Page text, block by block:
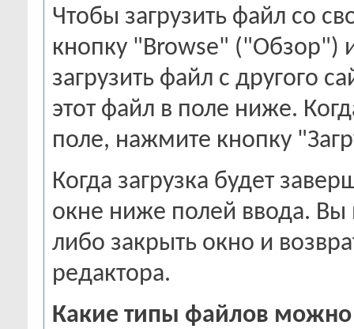
Чтобы загрузить файл со
кнопку "Browse" ("Обзор")
загрузить файл с другого
этот файл в поле ниже.
поле, нажмите кнопку
Когда загрузка будет
окне ниже полей ввода.
либо закрыть окно и
редактора.
Какие типы файлов можно